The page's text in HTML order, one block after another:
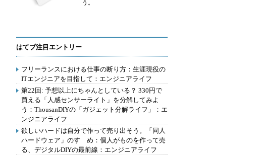
う。
はてブ注目エントリー
フリーランスにおける仕事の断り方：生涯現役の
ITエンジニアを目指して：エンジニアライフ
第22回: 予想以上にちゃんとしている？ 330円で
買える「人感センサーライト」を分解してみよ
う：ThousanDIYの「ガジェット分解ライフ」：エ
ンジニアライフ
欲しいハードは自分で作って売り出そう。「同人
ハードウェア」のすゝめ：個人がものを作って売
る、デジタルDIYの最前線：エンジニアライフ